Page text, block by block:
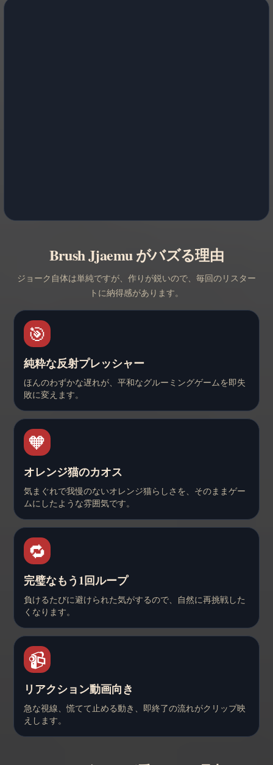
Brush Jjaemu がバズる理由
ジョーク自体は単純ですが、作りが鋭いので、毎回のリスター
トに納得感があります。
🎯
純粋な反射プレッシャー
ほんのわずかな遅れが、平和なグルーミングゲームを即失
敗に変えます。
🧡
オレンジ猫のカオス
気まぐれで我慢のないオレンジ猫らしさを、そのままゲー
ムにしたような雰囲気です。
🔁
完璧なもう1回ループ
負けるたびに避けられた気がするので、自然に再挑戦した
くなります。
📹
リアクション動画向き
急な視線、慌てて止める動き、即終了の流れがクリップ映
えします。